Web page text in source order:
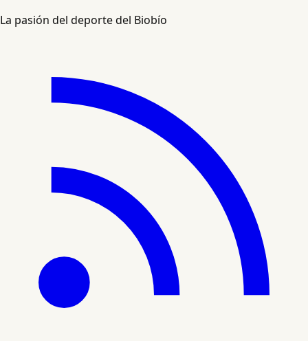
La pasión del deporte del Biobío